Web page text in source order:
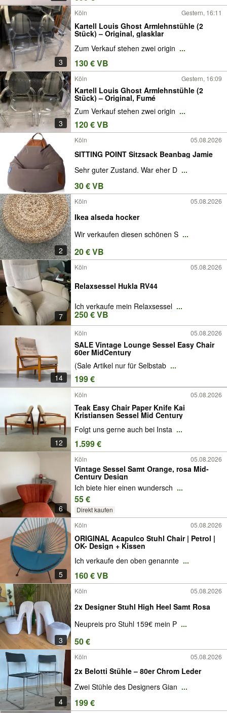
3
Köln Gestern, 16:11
Kartell Louis Ghost Armlehnstühle (2
Stück) – Original, glasklar
Zum Verkauf stehen zwei origin ...
130 € VB
3
Köln Gestern, 16:09
Kartell Louis Ghost Armlehnstühle (2
Stück) – Original, Fumé
Zum Verkauf stehen zwei origin ...
120 € VB
Köln 05.08.2026
SITTING POINT Sitzsack Beanbag Jamie
Sehr guter Zustand. War eher D ...
30 € VB
2
Köln 05.08.2026
Ikea alseda hocker
Wir verkaufen diesen schönen S ...
20 € VB
7
Köln 05.08.2026
Relaxsessel Hukla RV44
Ich verkaufe mein Relaxsessel ...
250 € VB
14
Köln 05.08.2026
SALE Vintage Lounge Sessel Easy Chair
60er MidCentury
(Sale Artikel nur für Selbstab ...
199 €
12
Köln 05.08.2026
Teak Easy Chair Paper Knife Kai
Kristiansen Sessel Mid Century
Folgt uns gerne auch bei Insta ...
1.599 €
6
Köln 05.08.2026
Vintage Sessel Samt Orange, rosa Mid-
Century Design
Ich biete hier einen wundersch ...
55 €
Direkt kaufen
5
Köln 05.08.2026
ORIGINAL Acapulco Stuhl Chair | Petrol |
OK- Design + Kissen
Ich verkaufe den oben genannte ...
160 € VB
3
Köln 05.08.2026
2x Designer Stuhl High Heel Samt Rosa
Neupreis pro Stuhl 159€ mein P ...
50 €
4
Köln 05.08.2026
2x Belotti Stühle – 80er Chrom Leder
Zwei Stühle des Designers Gian ...
199 €